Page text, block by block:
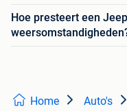
Hoe presteert een
Home Auto's